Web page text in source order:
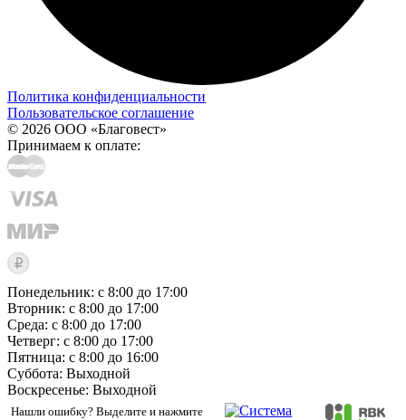
Политика конфиденциальности
Пользовательское соглашение
© 2026 ООО «Благовест»
Принимаем к оплате:
Понедельник: с 8:00 до 17:00
Вторник: с 8:00 до 17:00
Среда: с 8:00 до 17:00
Четверг: с 8:00 до 17:00
Пятница: с 8:00 до 16:00
Суббота: Выходной
Воскресенье: Выходной
Нашли ошибку? Выделите и нажмите